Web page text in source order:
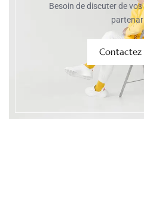
Besoin de discuter de
Contactez